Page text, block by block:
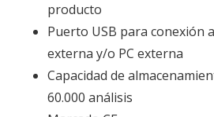
producto
Puerto USB para conexión
externa y/o PC externa
Capacidad de
60.000 análisis